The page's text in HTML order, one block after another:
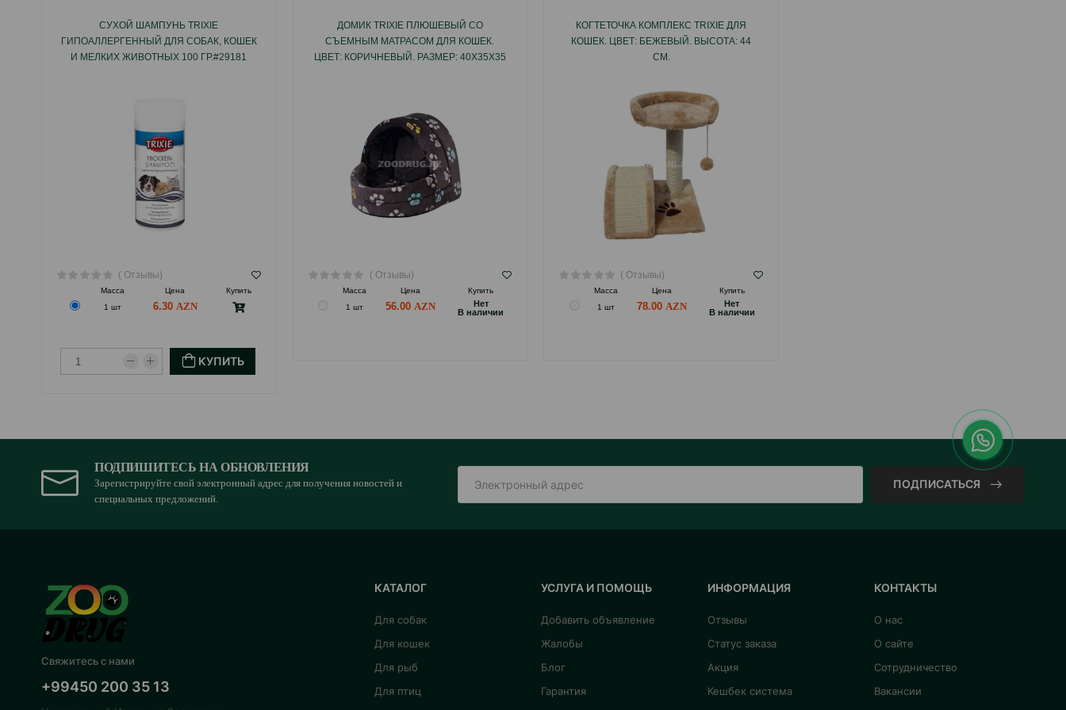
СУХОЙ ШАМПУНЬ TRIXIE
ГИПОАЛЛЕРГЕННЫЙ ДЛЯ СОБАК, КОШЕК
И МЕЛКИХ ЖИВОТНЫХ 100 ГР.#29181
( Отзывы)
Масса Цена
Купить
1 шт
6.30
КУПИТЬ
ДОМИК TRIXIE ПЛЮШЕВЫЙ СО
СЪЕМНЫМ МАТРАСОМ ДЛЯ КОШЕК.
ЦВЕТ: КОРИЧНЕВЫЙ. РАЗМЕР: 40Х35Х35
( Отзывы)
Масса Цена
Купить
1 шт
56.00
Hет
B наличии
КОГТЕТОЧКА КОМПЛЕКС TRIXIE ДЛЯ
КОШЕК. ЦВЕТ: БЕЖЕВЫЙ. ВЫСОТА: 44
СМ.
( Отзывы)
Масса Цена
Купить
1 шт
78.00
Hет
B наличии
ПОДПИШИТЕСЬ НА ОБНОВЛЕНИЯ
Зарегистрируйте свой электронный адрес для получения новостей и
специальных предложений.
ПОДПИСАТЬСЯ
Свяжитесь с нами
+99450 200 35 13
КАТАЛОГ
Для собак
Для кошек
Для рыб
Для птиц
УСЛУГА И ПОМОЩЬ
Добавить объявление
Жалобы
Блог
Гарантия
ИНФОРМАЦИЯ
Отзывы
Статус заказа
Акция
Кешбек система
КОНТАКТЫ
О нас
О сайте
Сотрудничество
Вакансии